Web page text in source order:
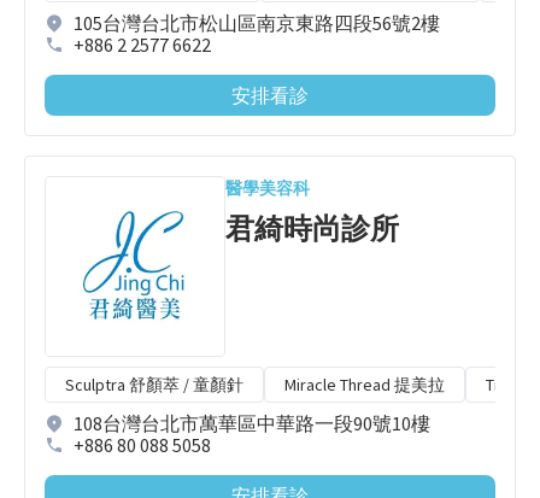
105台灣台北市松山區南京東路四段56號2樓
+886 2 2577 6622
安排看診
醫學美容科
君綺時尚診所
Sculptra 舒顏萃 / 童顏針 Miracle Thread 提美拉 Tixel
108台灣台北市萬華區中華路一段90號10樓
+886 80 088 5058